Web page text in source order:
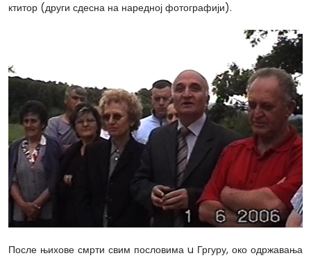
ктитор (други сдесна на наредној фотографији).
После њихове смрти свим пословима u Гргуру, око одржавања